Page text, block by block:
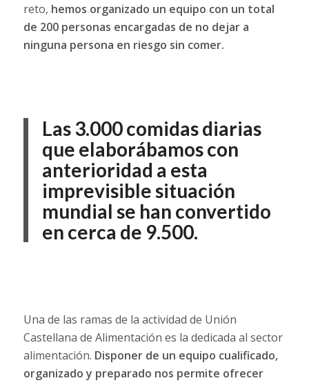
reto, hemos organizado un equipo con un total
de 200 personas encargadas de no dejar a
ninguna persona en riesgo sin comer.
Las 3.000 comidas diarias
que elaborábamos con
anterioridad a esta
imprevisible situación
mundial se han convertido
en cerca de 9.500.
Una de las ramas de la actividad de Unión
Castellana de Alimentación es la dedicada al sector
alimentación. Disponer de un equipo cualificado,
organizado y preparado nos permite ofrecer